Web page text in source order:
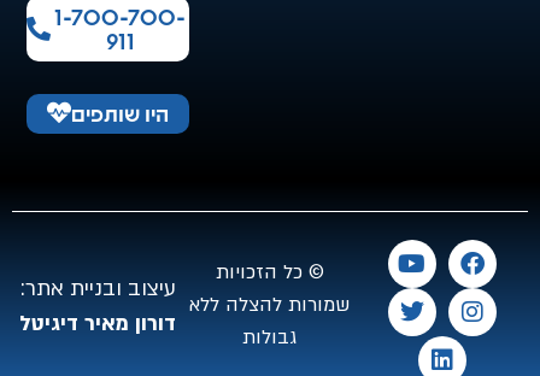
1-700-700-
911
היו שותפים
© כל הזכויות
שמורות להצלה ללא
גבולות
עיצוב ובניית אתר:
דורון מאיר דיגיטל